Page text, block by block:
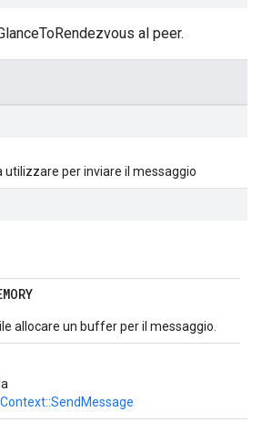
al peer.
utilizzare per inviare il messaggio
allocare un buffer per il messaggio.